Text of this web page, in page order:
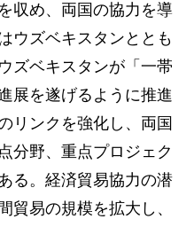
収め、両国の協力を導
ウズベキスタンととも
ズベキスタンが「一帯
展を遂げるように推進
リンクを強化し、両国
分野、重点プロジェク
る。経済貿易協力の潜
貿易の規模を拡大し、